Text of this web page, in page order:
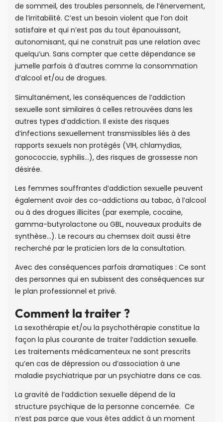
de sommeil, des troubles personnels, de l’énervement,
de l’irritabilité. C’est un besoin violent que l’on doit
satisfaire et qui n’est pas du tout épanouissant,
autonomisant, qui ne construit pas une relation avec
quelqu’un. Sans compter que cette dépendance se
jumelle parfois à d’autres comme la consommation
d’alcool et/ou de drogues.
Simultanément, les conséquences de l’addiction
sexuelle sont similaires à celles retrouvées dans les
autres types d’addiction. Il existe des risques
d’infections sexuellement transmissibles liés à des
rapports sexuels non protégés (VIH, chlamydias,
gonococcie, syphilis…), des risques de grossesse non
désirée.
Les femmes souffrantes d’addiction sexuelle peuvent
également avoir des co-addictions au tabac, à l’alcool
ou à des drogues illicites (par exemple, cocaïne,
gamma-butyrolactone ou GBL, nouveaux produits de
synthèse…). Le recours au chemsex doit aussi être
recherché par le praticien lors de la consultation.
Avec des conséquences parfois dramatiques : Ce sont
des personnes qui en subissent des conséquences sur
le plan professionnel et privé.
Comment la traiter ?
La sexothérapie et/ou la psychothérapie constitue la
façon la plus courante de traiter l’addiction sexuelle.
Les traitements médicamenteux ne sont prescrits
qu’en cas de dépression ou d’association à une
maladie psychiatrique par un psychiatre dans ce cas.
La gravité de l’addiction sexuelle dépend de la
structure psychique de la personne concernée. Ce
n’est pas parce que vous êtes addict à un moment